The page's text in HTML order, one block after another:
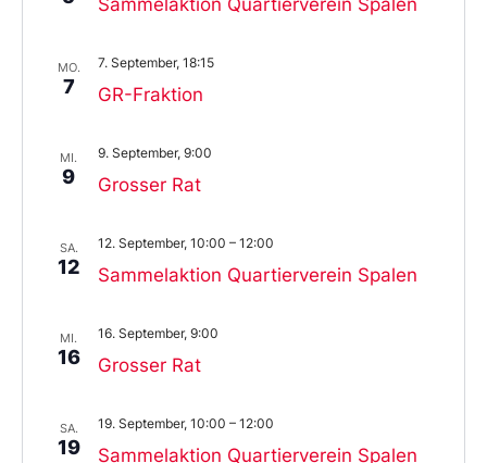
MO.
7 GR-Fraktion
7. September, 18:15
MI.
9 Grosser Rat
9. September, 9:00
SA.
12 Sammelaktion Quartierverein Spalen
12. September, 10:00 – 12:00
MI.
16 Grosser Rat
16. September, 9:00
SA.
19 Sammelaktion Quartierverein Spalen
19. September, 10:00 – 12:00